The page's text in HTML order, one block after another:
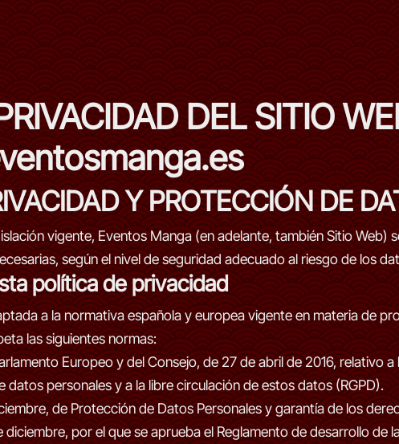
DEL SITIO
Y PROTECCIÓN DE
vigente, Eventos Manga (en adelante, también Sitio Web)
según el nivel de seguridad adecuado al riesgo de los
política de privacidad
a la normativa española y europea vigente en materia de
las siguientes normas:
Europeo y del Consejo, de 27 de abril de 2016, relativo
personales y a la libre circulación de estos datos (RGPD).
de Protección de Datos Personales y garantía de los
diciembre, por el que se aprueba el Reglamento de desarrollo de